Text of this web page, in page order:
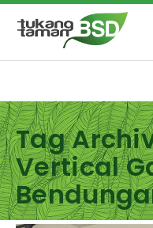
Tag
Vertical